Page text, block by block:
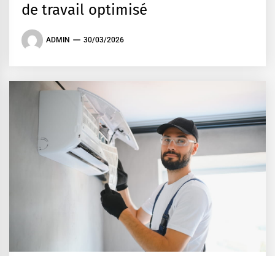
de travail optimisé
ADMIN 30/03/2026